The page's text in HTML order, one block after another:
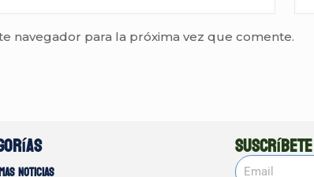
navegador para la próxima vez que comente.